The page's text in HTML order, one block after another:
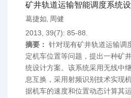
矿井轨道运输智能调度系统
葛捷如, 周健
2013, 39(7): 85-88.
摘要： 针对现有矿井轨道运输调
定机车位置等问题，提出一种矿
统设计方案。该系统采用无线中
息互换，采用射频识别技术实现
据机车的速度和位置动态计算其